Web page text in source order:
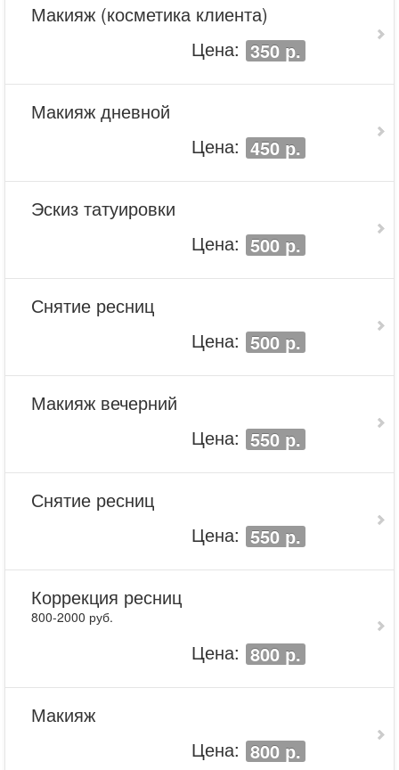
Макияж (косметика клиента)
Цена: 350 р.
Макияж дневной
Цена: 450 р.
Эскиз татуировки
Цена: 500 р.
Снятие ресниц
Цена: 500 р.
Макияж вечерний
Цена: 550 р.
Снятие ресниц
Цена: 550 р.
Коррекция ресниц
800-2000 руб.
Цена: 800 р.
Макияж
Цена: 800 р.